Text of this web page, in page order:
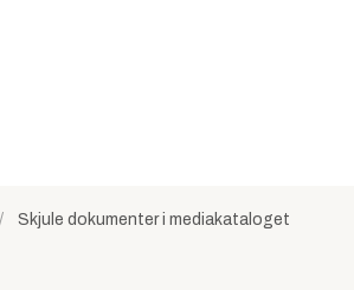
Skjule dokumenter i mediakataloget